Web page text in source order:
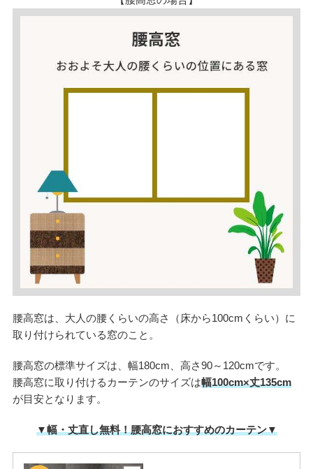
腰高窓は、大人の腰くらいの高さ（床から100cmくらい）に
取り付けられている窓のこと。
腰高窓の標準サイズは、幅180cm、高さ90～120cmです。
腰高窓に取り付けるカーテンのサイズは幅100cm×丈135cm
が目安となります。
▼幅・丈直し無料！腰高窓におすすめのカーテン▼